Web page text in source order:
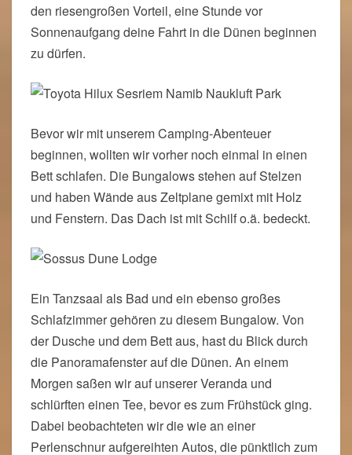
den riesengroßen Vorteil, eine Stunde vor
Sonnenaufgang deine Fahrt in die Dünen beginnen
zu dürfen.
Bevor wir mit unserem Camping-Abenteuer
beginnen, wollten wir vorher noch einmal in einen
Bett schlafen. Die Bungalows stehen auf Stelzen
und haben Wände aus Zeltplane gemixt mit Holz
und Fenstern. Das Dach ist mit Schilf o.ä. bedeckt.
Ein Tanzsaal als Bad und ein ebenso großes
Schlafzimmer gehören zu diesem Bungalow. Von
der Dusche und dem Bett aus, hast du Blick durch
die Panoramafenster auf die Dünen. An einem
Morgen saßen wir auf unserer Veranda und
schlürften einen Tee, bevor es zum Frühstück ging.
Dabei beobachteten wir die wie an einer
Perlenschnur aufgereihten Autos, die pünktlich zum